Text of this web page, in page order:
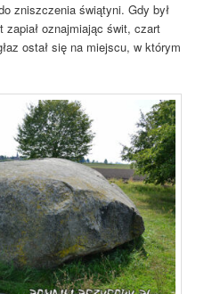
zniszczenia świątyni. Gdy był
zapiał oznajmiając świt, czart
ostał się na miejscu, w którym